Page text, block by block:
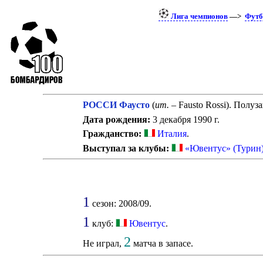
Лига чемпионов—>
РОССИ Фаусто(ит. – Fausto Rossi).
Дата рождения: 3 декабря 1990 г.
Гражданство:
Италия.
Выступал за клубы:
«Ювентус»
1 сезон: 2008/09.
1 клуб: Ювентус.
Не играл, 2 матча в запасе.